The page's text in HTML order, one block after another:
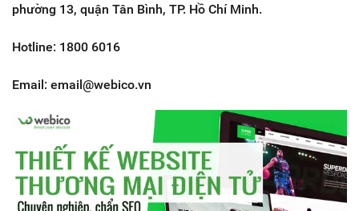
phường 13, quận Tân Bình, TP. Hồ Chí Minh.
Hotline: 1800 6016
Email: email@webico.vn